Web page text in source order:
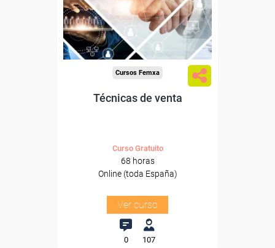
Sector
-Grandes Almacenes.
Cursos Femxa
Técnicas de venta
Curso Gratuito
68 horas
Online (toda España)
Ver curso
0 107